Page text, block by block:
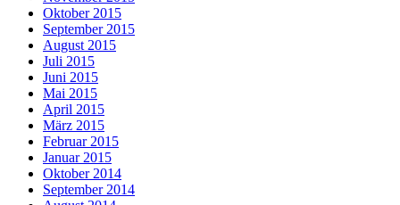
Oktober 2015
September 2015
August 2015
Juli 2015
Juni 2015
Mai 2015
April 2015
März 2015
Februar 2015
Januar 2015
Oktober 2014
September 2014